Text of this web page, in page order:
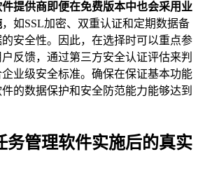
提供商即便在免费版本中也会采用业
，如SSL加密、双重认证和定期数据备
安全性。因此，在选择时可以重点参
反馈，通过第三方安全认证评估来判
业级安全标准。确保在保证基本功能
的数据保护和安全防范能力能够达到
务管理软件实施后的真实